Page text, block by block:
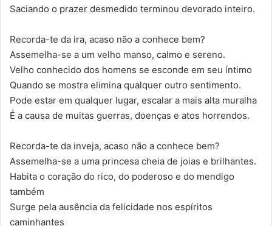
Saciando o prazer desmedido terminou devorado inteiro.
Recorda-te da ira, acaso não a conhece bem?
Assemelha-se a um velho manso, calmo e sereno.
Velho conhecido dos homens se esconde em seu íntimo
Quando se mostra elimina qualquer outro sentimento.
Pode estar em qualquer lugar, escalar a mais alta muralha
É a causa de muitas guerras, doenças e atos horrendos.
Recorda-te da inveja, acaso não a conhece bem?
Assemelha-se a uma princesa cheia de joias e brilhantes.
Habita o coração do rico, do poderoso e do mendigo
também
Surge pela ausência da felicidade nos espíritos
caminhantes